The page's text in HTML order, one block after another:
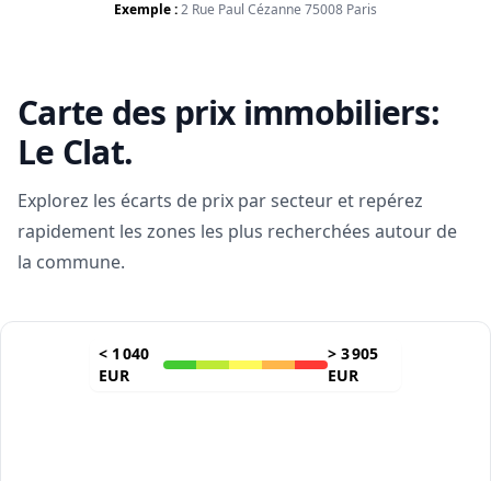
Exemple :2 Rue Paul Cézanne 75008 Paris
Carte des prix immobiliers:
Le Clat.
Explorez les écarts de prix par secteur et repérez
rapidement les zones les plus recherchées autour de
la commune.
< 1 040
EUR
> 3 905
EUR